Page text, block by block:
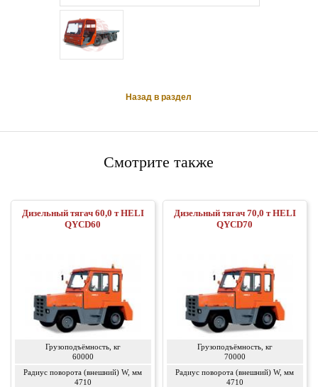
Назад в раздел
Смотрите также
Дизельный тягач 60,0 т HELI
QYCD60
Грузоподъёмность, кг
60000
Радиус поворота (внешний) W, мм
4710
Дизельный тягач 70,0 т HELI
QYCD70
Грузоподъёмность, кг
70000
Радиус поворота (внешний) W, мм
4710